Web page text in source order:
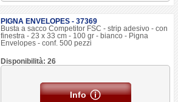
PIGNA ENVELOPES - 37369
Busta a sacco Competitor FSC - strip adesivo - con
finestra - 23 x 33 cm - 100 gr - bianco - Pigna
Envelopes - conf. 500 pezzi
Disponibilità: 26
Info